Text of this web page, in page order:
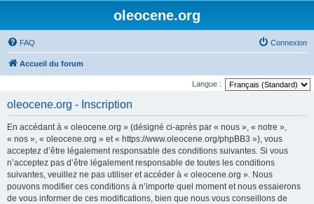
oleocene.org
FAQ Connexion
Accueil du forum
Langue :
oleocene.org - Inscription
En accédant à « oleocene.org » (désigné ci-après par « nous », « notre »,
« nos », « oleocene.org » et « https://www.oleocene.org/phpBB3 »), vous
acceptez d’être légalement responsable des conditions suivantes. Si vous
n’acceptez pas d’être légalement responsable de toutes les conditions
suivantes, veuillez ne pas utiliser et accéder à « oleocene.org ». Nous
pouvons modifier ces conditions à n’importe quel moment et nous essaierons
de vous informer de ces modifications, bien que nous vous conseillons de